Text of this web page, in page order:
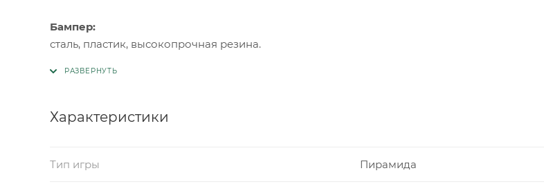
Бампер:
сталь, пластик, высокопрочная резина.
Характеристики
Тип игры Пирамида